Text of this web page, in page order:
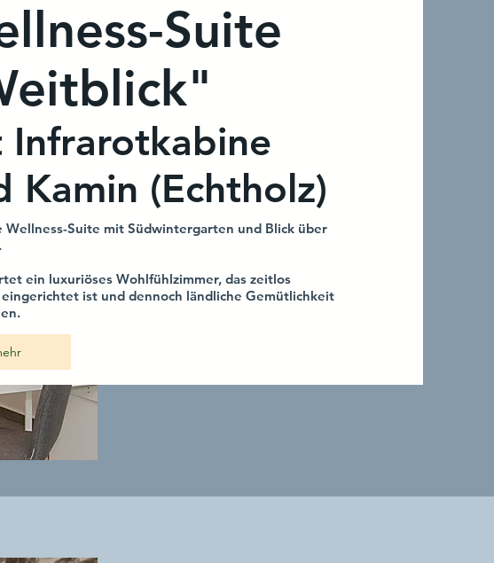
Suite
Infrarotkabine
Kamin (Echtholz)
Wellness-Suite mit Südwintergarten und Blick über
ein luxuriöses Wohlfühlzimmer, das zeitlos
eingerichtet ist und dennoch ländliche Gemütlichkeit